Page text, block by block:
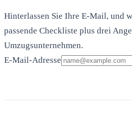
Hinterlassen Sie Ihre E-Mail, und
passende Checkliste plus drei
Umzugsunternehmen.
E-Mail-Adresse